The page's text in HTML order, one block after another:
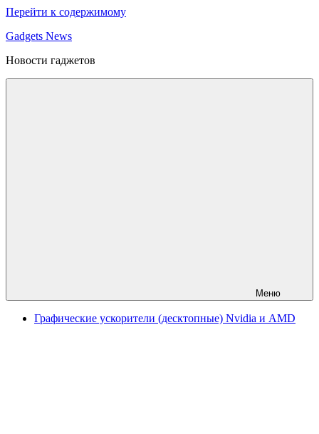
Перейти к содержимому
Gadgets News
Новости гаджетов
Меню
Графические ускорители (десктопные) Nvidia и AMD